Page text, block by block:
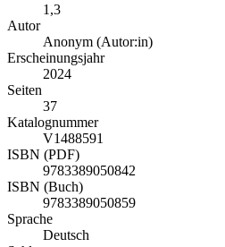
1,3
Autor
Anonym (Autor:in)
Erscheinungsjahr
2024
Seiten
37
Katalognummer
V1488591
ISBN (PDF)
9783389050842
ISBN (Buch)
9783389050859
Sprache
Deutsch